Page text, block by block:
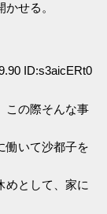
せる。
ID:s3aicERt0
この際そんな事
働いて沙都子を
めとして、家に